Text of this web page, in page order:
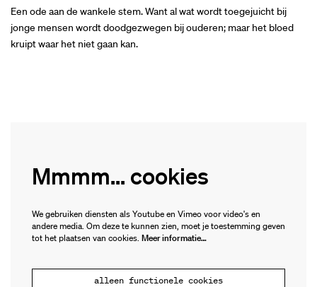
Een ode aan de wankele stem. Want al wat wordt toegejuicht bij
jonge mensen wordt doodgezwegen bij ouderen; maar het bloed
kruipt waar het niet gaan kan.
Mmmm... cookies
We gebruiken diensten als Youtube en Vimeo voor video's en
andere media. Om deze te kunnen zien, moet je toestemming geven
tot het plaatsen van cookies. Meer informatie…
alleen functionele cookies